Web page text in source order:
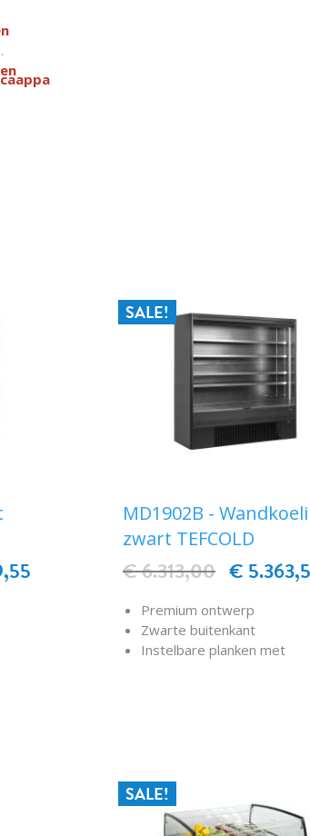
search/?
SALE!
MD1902B -
zwart TEFCOLD
€
€ 6.313,00
Premium ontwerp
Zwarte buitenkant
Instelbare planken met
Digitale regelaar en
temperatuurweergave
SALE!